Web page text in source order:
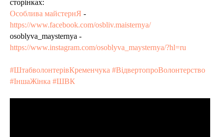
сторінках:
Особлива майстернЯ -
https://www.facebook.com/osbliv.maisternya/
osoblyva_maysternya -
https://www.instagram.com/osoblyva_maysternya/?hl=ru
#ШтабволонтерівКременчука #ВідвертопроВолонтерство
#ІншаЖінка #ШВК